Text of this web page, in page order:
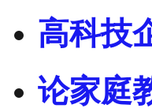
高科技
论家庭